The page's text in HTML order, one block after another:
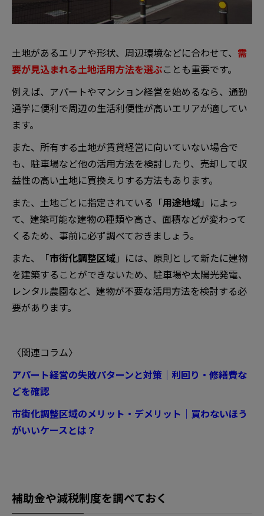
土地があるエリアや形状、周辺環境などに合わせて、 需
要が見込まれる土地活用方法を選ぶことも重要です。
例えば、アパートやマンション経営を始めるなら、通勤
通学に便利で周辺の生活利便性が高いエリアが適してい
ます。
また、所有する土地が賃貸経営に向いていない場合で
も、駐車場など他の活用方法を検討したり、売却して収
益性の高い土地に買換えりする方法もあります。
また、土地ごとに指定されている「用途地域」によっ
て、建築可能な建物の種類や高さ、面積などが変わって
くるため、事前に必ず調べておきましょう。
また、「市街化調整区域」には、原則として新たに建物
を建築することができないため、駐車場や太陽光発電、
レンタル農園など、建物が不要な活用方法を検討する必
要があります。
〈関連コラム〉
アパート経営の失敗パターンと対策｜利回り・修繕費な
どを確認
市街化調整区域のメリット・デメリット｜買わないほう
がいいケースとは？
補助金や減税制度を調べておく